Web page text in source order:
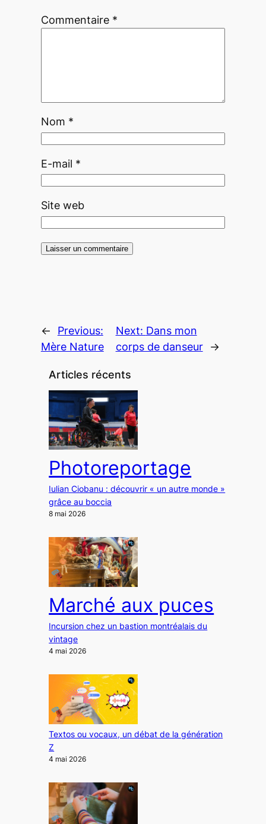
Commentaire *
Nom *
E-mail *
Site web
←
Previous:
Mère Nature
Next: Dans mon
corps de danseur
→
Articles récents
Photoreportage
Iulian Ciobanu : découvrir « un autre monde »
grâce au boccia
8 mai 2026
Marché aux puces
Incursion chez un bastion montréalais du
vintage
4 mai 2026
Textos ou vocaux, un débat de la génération
Z
4 mai 2026